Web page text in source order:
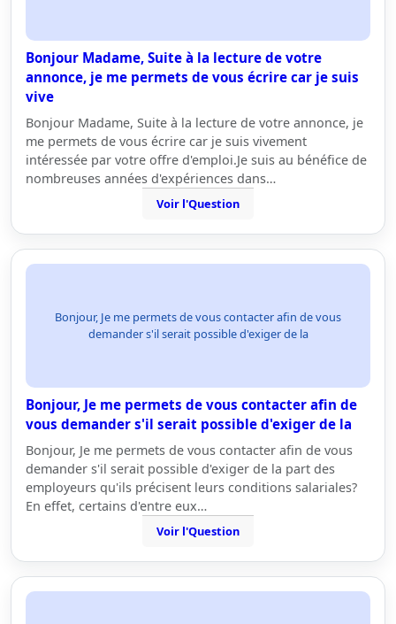
Bonjour Madame, Suite à la lecture de votre
annonce, je me permets de vous écrire car je suis
vive
Bonjour Madame, Suite à la lecture de votre annonce, je
me permets de vous écrire car je suis vivement
intéressée par votre offre d'emploi.Je suis au bénéfice de
nombreuses années d'expériences dans…
Voir l'Question
Bonjour, Je me permets de vous contacter afin de vous
demander s'il serait possible d'exiger de la
Bonjour, Je me permets de vous contacter afin de
vous demander s'il serait possible d'exiger de la
Bonjour, Je me permets de vous contacter afin de vous
demander s'il serait possible d'exiger de la part des
employeurs qu'ils précisent leurs conditions salariales?
En effet, certains d'entre eux…
Voir l'Question